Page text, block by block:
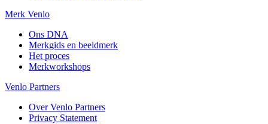
Merk Venlo
Ons DNA
Merkgids en beeldmerk
Het proces
Merkworkshops
Venlo Partners
Over Venlo Partners
Privacy Statement